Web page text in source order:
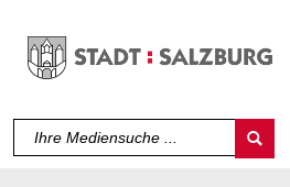
Sprache auswählen